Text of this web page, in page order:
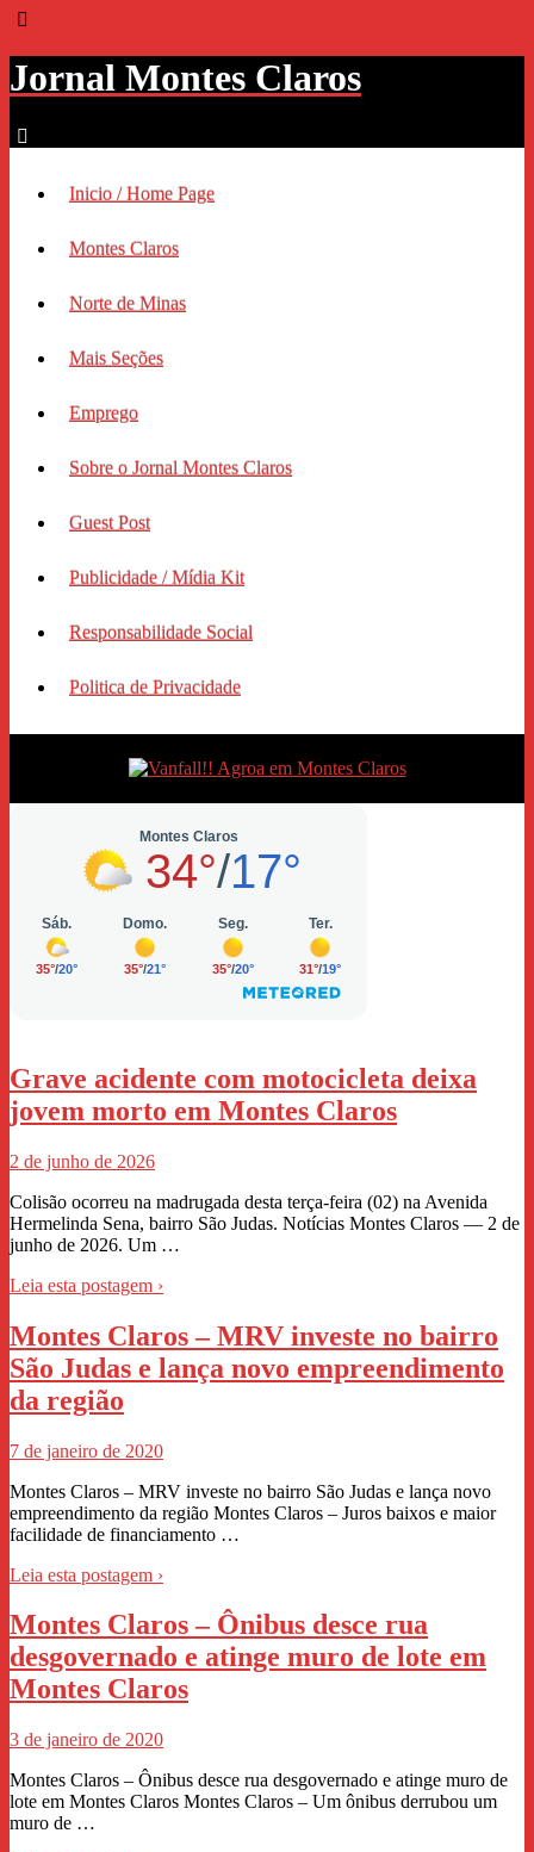
Jornal Montes Claros
Inicio / Home Page
Montes Claros
Norte de Minas
Mais Seções
Emprego
Sobre o Jornal Montes Claros
Guest Post
Publicidade / Mídia Kit
Responsabilidade Social
Politica de Privacidade
Grave acidente com motocicleta deixa
jovem morto em Montes Claros
2 de junho de 2026
Colisão ocorreu na madrugada desta terça-feira (02) na Avenida
Hermelinda Sena, bairro São Judas. Notícias Montes Claros — 2 de
junho de 2026. Um …
Leia esta postagem ›
Montes Claros – MRV investe no bairro
São Judas e lança novo empreendimento
da região
7 de janeiro de 2020
Montes Claros – MRV investe no bairro São Judas e lança novo
empreendimento da região Montes Claros – Juros baixos e maior
facilidade de financiamento …
Leia esta postagem ›
Montes Claros – Ônibus desce rua
desgovernado e atinge muro de lote em
Montes Claros
3 de janeiro de 2020
Montes Claros – Ônibus desce rua desgovernado e atinge muro de
lote em Montes Claros Montes Claros – Um ônibus derrubou um
muro de …